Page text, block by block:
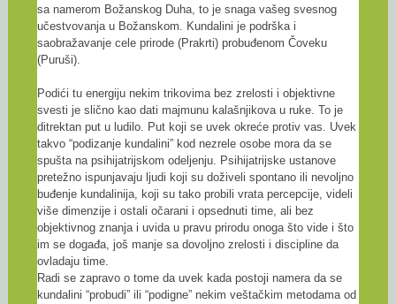
sa namerom Božanskog Duha, to je snaga vašeg svesnog
učestvovanja u Božanskom. Kundalini je podrška i
saobražavanje cele prirode (Prakrti) probuđenom Čoveku
(Puruši).
Podići tu energiju nekim trikovima bez zrelosti i objektivne
svesti je slično kao dati majmunu kalašnjikova u ruke. To je
ditrektan put u ludilo. Put koji se uvek okreće protiv vas. Uvek
takvo “podizanje kundalini” kod nezrele osobe mora da se
spušta na psihijatrijskom odeljenju. Psihijatrijske ustanove
pretežno ispunjavaju ljudi koji su doživeli spontano ili nevoljno
buđenje kundalinija, koji su tako probili vrata percepcije, videli
više dimenzije i ostali očarani i opsednuti time, ali bez
objektivnog znanja i uvida u pravu prirodu onoga što vide i što
im se događa, još manje sa dovoljno zrelosti i discipline da
ovladaju time.
Radi se zapravo o tome da uvek kada postoji namera da se
kundalini “probudi” ili “podigne” nekim veštačkim metodama od